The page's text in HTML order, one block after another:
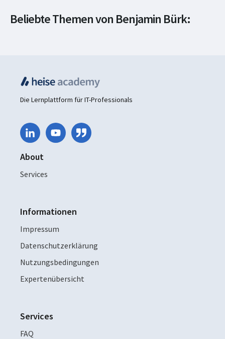
Beliebte Themen von Benjamin Bürk:
Netzwerke &
Systeme
Windows
Die Lernplattform für IT-Professionals
About
Services
Informationen
Impressum
Datenschutzerklärung
Nutzungsbedingungen
Expertenübersicht
Services
FAQ